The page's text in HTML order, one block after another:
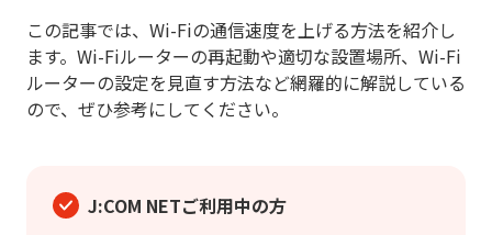
この記事では、Wi-Fiの通信速度を上げる方法を紹介し
ます。Wi-Fiルーターの再起動や適切な設置場所、Wi-Fi
ルーターの設定を見直す方法など網羅的に解説している
ので、ぜひ参考にしてください。
J:COM NETご利用中の方